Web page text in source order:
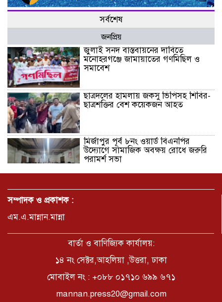
সর্বশেষ
জনপ্রিয়
জুলাই সনদ বাস্তবায়নের দাবিতে
মনোহরগঞ্জে জামায়াতের গণমিছিল ও
সমাবেশ
ছাত্রদলের হামলায় জকসু ভিপিসহ শিবির-
ছাত্রশক্তির বেশ কয়েকজন আহত
মির্জাপুর পূর্ব ৮নং ওয়ার্ড বিএনপির
উদ্যোগে সামাজিক অবক্ষয় রোধে জরুরি
পরামর্শ সভা
ভ্রমণ কাহিনী: পদ্মা পারে আনন্দ ভ্রমণ –
সময় –মুক্তা পারভীন
কক্সবাজার ইনানী বিচে ‘কুমিল্লা কবি
স্মারক বিতরণ
সম্পাদক ও প্রকাশক :
এম.এ.মান্নান.মান্না
বার্তা ও বাণিজ্যিক কার্যালয়:
১৪ নং সেক্টর,আহলিয়া ,উত্তরা, ঢাকা
মোবাইল নং : +০৮৮ ০১৭১০ ৬৯৯ ৬৭১
mannan.press20@gmail.com